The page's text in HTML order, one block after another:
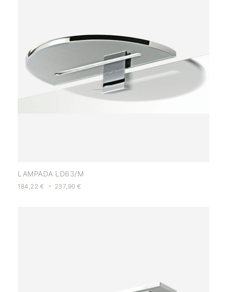
LAMPADA LD63/M
184,22 € - 237,90€